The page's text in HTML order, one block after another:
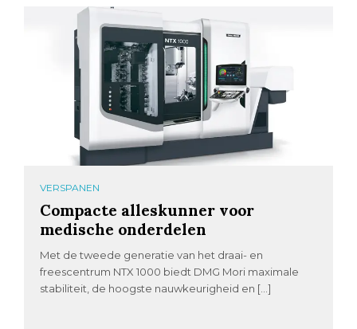
VERSPANEN
Compacte alleskunner voor
medische onderdelen
Met de tweede generatie van het draai- en
freescentrum NTX 1000 biedt DMG Mori maximale
stabiliteit, de hoogste nauwkeurigheid en […]